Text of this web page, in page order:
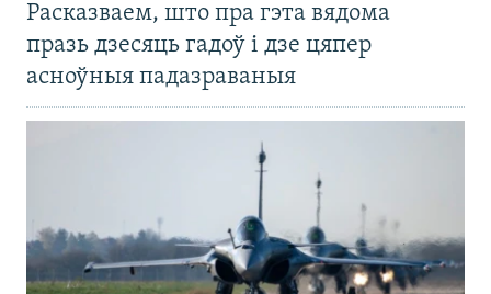
Расказваем, што пра гэта вядома
празь дзесяць гадоў і дзе цяпер
асноўныя падазраваныя